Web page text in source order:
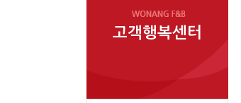
고객행복센터